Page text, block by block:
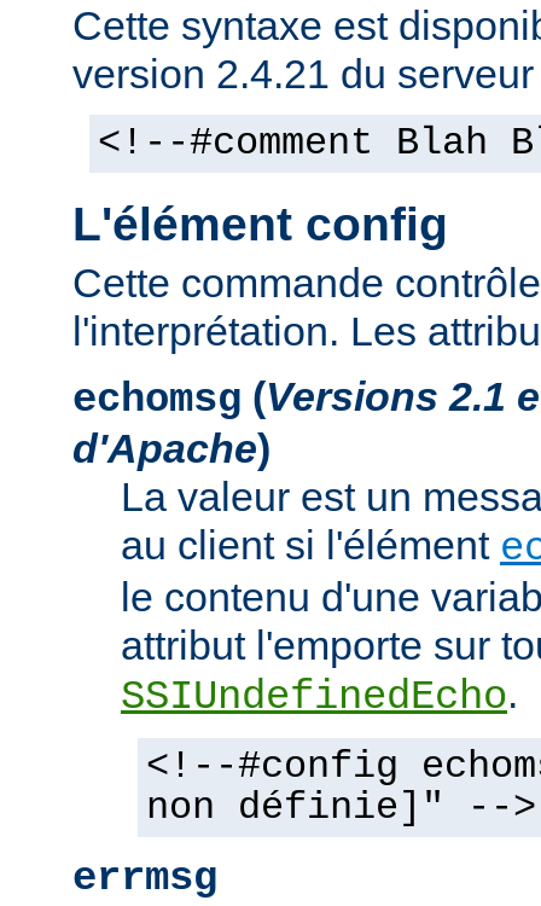
Cette syntaxe est
version 2.4.21 du
<!--#comment Blah
L'élément config
Cette commande
l'interprétation. Les
echomsg (Versions 2.1
d'Apache)
La valeur est un
au client si l'élément
le contenu d'une
attribut l'emporte sur
SSIUndefinedEcho.
<!--#config
non définie]" -->
errmsg